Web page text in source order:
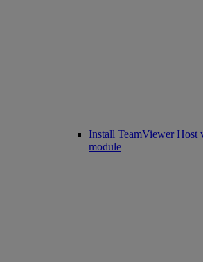
Install TeamViewer Host
module